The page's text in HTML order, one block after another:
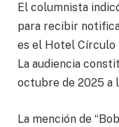
El columnista
para recibir
es el Hotel Círculo
La audiencia
octubre de 2025 a
La mención de